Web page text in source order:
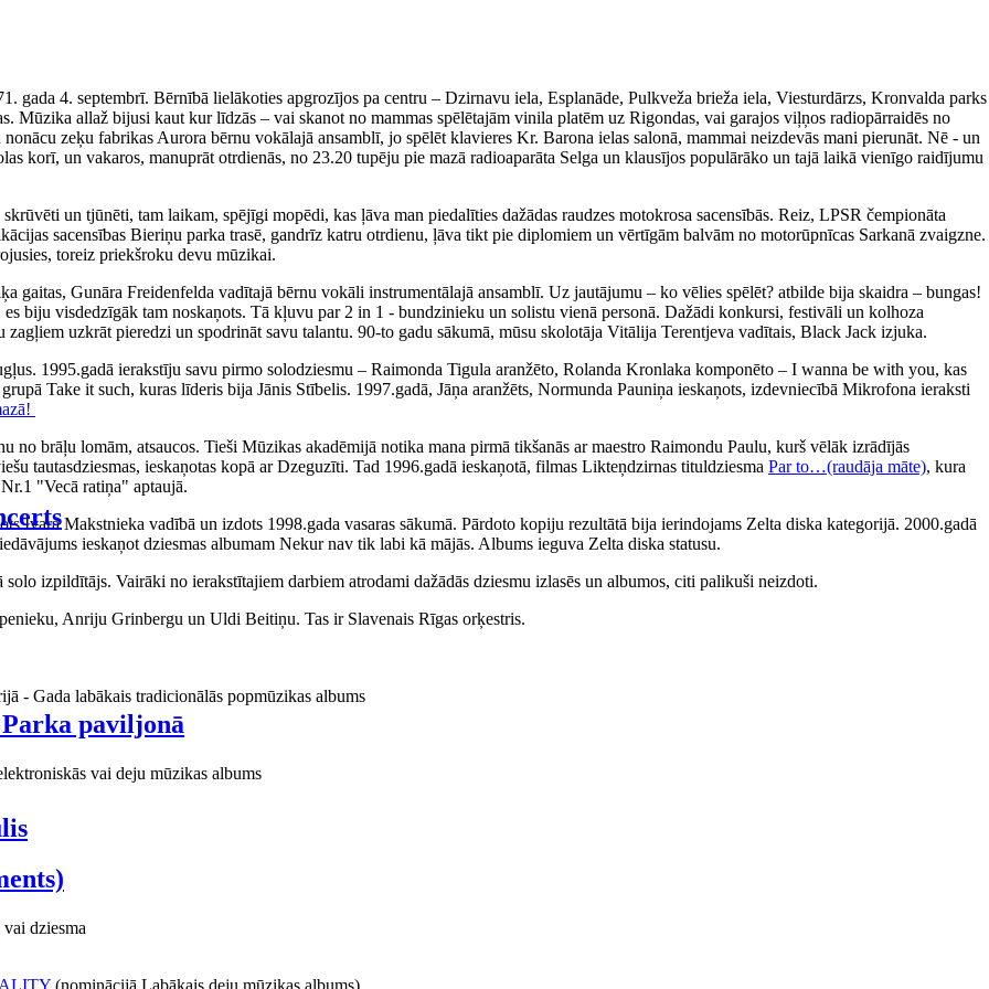
paviljonā
gada 4. septembrī. Bērnībā lielākoties apgrozījos pa centru – Dzirnavu iela, Esplanāde, Pulkveža brieža iela, Viesturdārzs, Kronvalda parks
Mūzika allaž bijusi kaut kur līdzās – vai skanot no mammas spēlētajām vinila platēm uz Rigondas, vai garajos viļņos radiopārraidēs no
zeķu fabrikas Aurora bērnu vokālajā ansamblī, jo spēlēt klavieres Kr. Barona ielas salonā, mammai neizdevās mani pierunāt. Nē - un
korī, un vakaros, manuprāt otrdienās, no 23.20 tupēju pie mazā radioaparāta Selga un klausījos populārāko un tajā laikā vienīgo raidījumu
un tjūnēti, tam laikam, spējīgi mopēdi, kas ļāva man piedalīties dažādas raudzes motokrosa sacensībās. Reiz, LPSR čempionāta
sacensības Bieriņu parka trasē, gandrīz katru otrdienu, ļāva tikt pie diplomiem un vērtīgām balvām no motorūpnīcas Sarkanā zvaigzne.
toreiz priekšroku devu mūzikai.
gaitas, Gunāra Freidenfelda vadītajā bērnu vokāli instrumentālajā ansamblī. Uz jautājumu – ko vēlies spēlēt? atbilde bija skaidra – bungas!
biju visdedzīgāk tam noskaņots. Tā kļuvu par 2 in 1 - bundzinieku un solistu vienā personā. Dažādi konkursi, festivāli un kolhoza
uzkrāt pieredzi un spodrināt savu talantu. 90-to gadu sākumā, mūsu skolotāja Vitālija Terentjeva vadītais, Black Jack izjuka.
1995.gadā ierakstīju savu pirmo solodziesmu – Raimonda Tigula aranžēto, Rolanda Kronlaka komponēto – I wanna be with you, kas
Take it such, kuras līderis bija Jānis Stībelis. 1997.gadā, Jāņa aranžēts, Normunda Pauniņa ieskaņots, izdevniecībā Mikrofona ieraksti
brāļu lomām, atsaucos. Tieši Mūzikas akadēmijā notika mana pirmā tikšanās ar maestro Raimondu Paulu, kurš vēlāk izrādījās
tautasdziesmas, ieskaņotas kopā ar Dzeguzīti. Tad 1996.gadā ieskaņotā, filmas Likteņdzirnas tituldziesma Par to…(raudāja māte), kura
"Vecā ratiņa" aptaujā.
Ivara Makstnieka vadībā un izdots 1998.gada vasaras sākumā. Pārdoto kopiju rezultātā bija ierindojams Zelta diska kategorijā. 2000.gadā
ieskaņot dziesmas albumam Nekur nav tik labi kā mājās. Albums ieguva Zelta diska statusu.
izpildītājs. Vairāki no ierakstītajiem darbiem atrodami dažādās dziesmu izlasēs un albumos, citi palikuši neizdoti.
Anriju Grinbergu un Uldi Beitiņu. Tas ir Slavenais Rīgas orķestris.
- Gada labākais tradicionālās popmūzikas albums
vai deju mūzikas albums
dziesma
(nominācijā Labākais deju mūzikas albums)